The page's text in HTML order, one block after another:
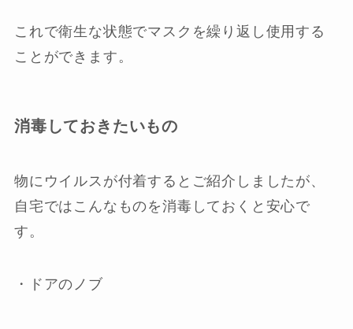
これで衛生な状態でマスクを繰り返し使用する
ことができます。
消毒しておきたいもの
物にウイルスが付着するとご紹介しましたが、
自宅ではこんなものを消毒しておくと安心で
す。
・ドアのノブ